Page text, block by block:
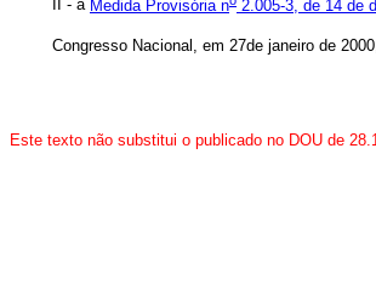
II - a Medida Provisória n 2.005-3, de 14 de
Congresso Nacional, em 27de janeiro de
Este texto não substitui o publicado no DOU de